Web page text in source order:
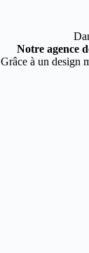
Notre agence
Grâce à un design